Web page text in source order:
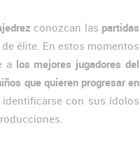
conozcan las partidas
élite. En estos momentos
a los mejores jugadores del
que quieren progresar en
con sus ídolos